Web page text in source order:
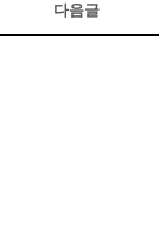
다음글